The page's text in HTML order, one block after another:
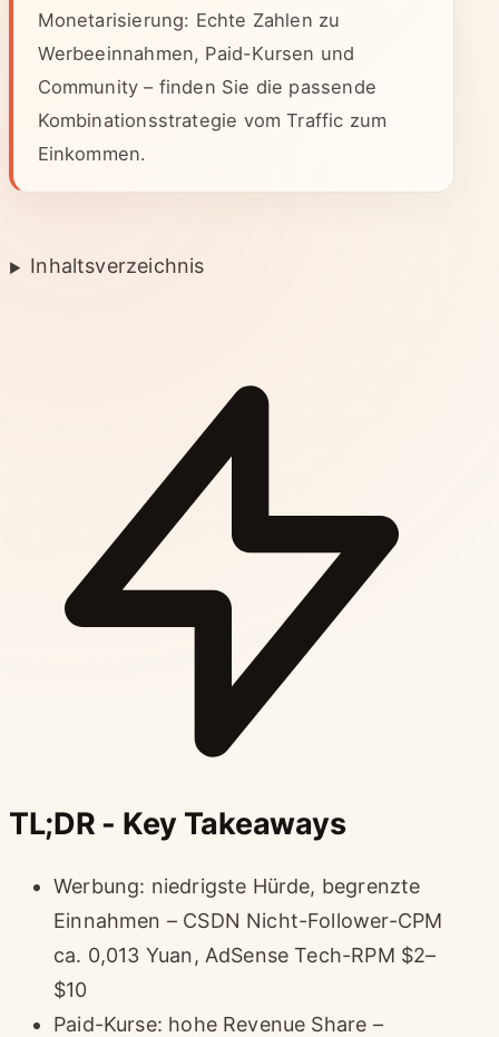
Monetarisierung: Echte Zahlen zu
Werbeeinnahmen, Paid-Kursen und
Community – finden Sie die passende
Kombinationsstrategie vom Traffic zum
Einkommen.
Inhaltsverzeichnis
TL;DR - Key Takeaways
Werbung: niedrigste Hürde, begrenzte
Einnahmen – CSDN Nicht-Follower-CPM
ca. 0,013 Yuan, AdSense Tech-RPM $2–
$10
Paid-Kurse: hohe Revenue Share –